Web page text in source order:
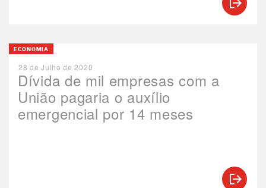
Dívida de mil empresas com a
União pagaria o auxílio
emergencial por 14 meses
ECONOMIA
28 de Julho de 2020